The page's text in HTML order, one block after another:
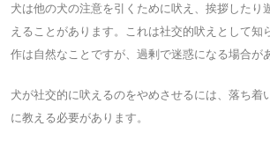
犬は他の犬の注意を引くために吠え、挨拶したり
えることがあります。これは社交的吠えとして知
作は自然なことですが、過剰で迷惑になる場合が
犬が社交的に吠えるのをやめさせるには、落ち着
に教える必要があります。